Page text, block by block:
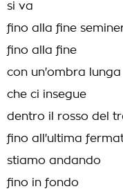
si va
fino alla fine
fino alla fine
con un'ombra lunga
che ci insegue
dentro il rosso del
fino all'ultima
stiamo andando
fino in fondo